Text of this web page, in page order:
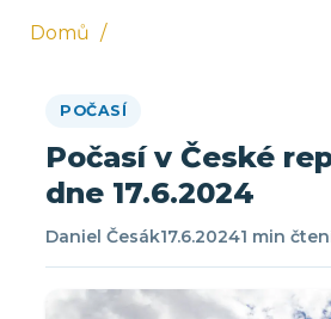
navigace
Domů
POČASÍ
Počasí v České
dne 17.6.2024
Daniel Česák17.6.20241 min